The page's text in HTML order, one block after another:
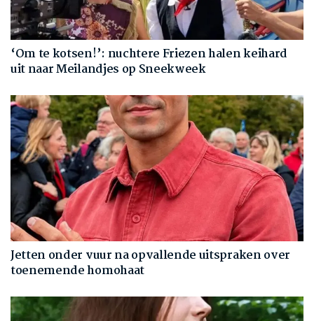
‘Om te kotsen!’: nuchtere Friezen halen keihard
uit naar Meilandjes op Sneekweek
Jetten onder vuur na opvallende uitspraken over
toenemende homohaat